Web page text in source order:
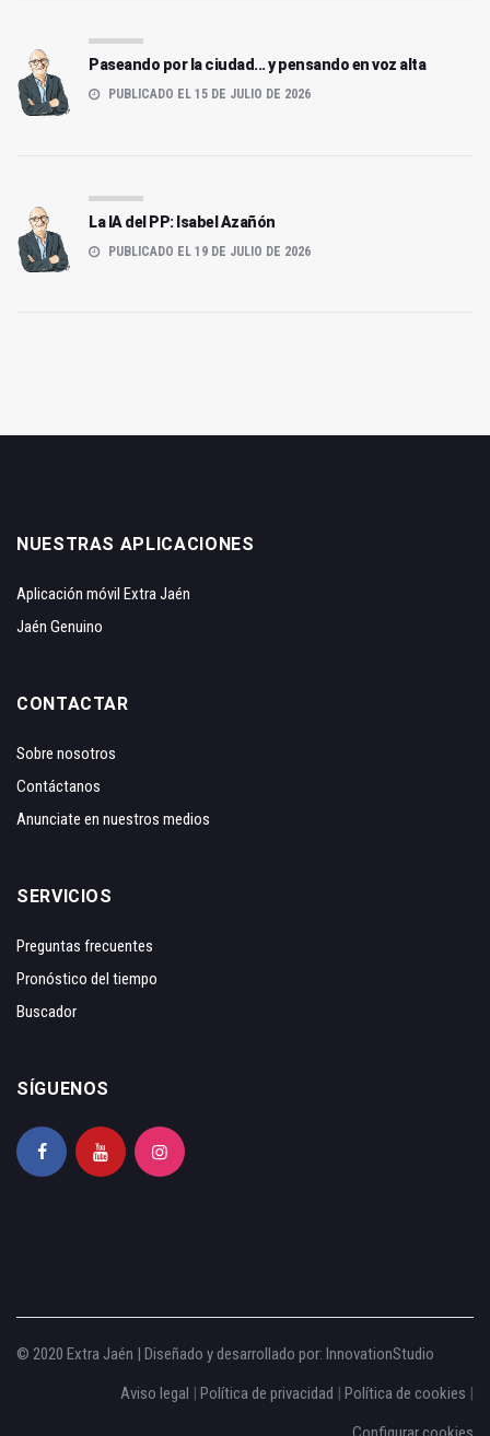
Paseando por la ciudad... y pensando en voz alta
PUBLICADO EL 15 DE JULIO DE 2026
La IA del PP: Isabel Azañón
PUBLICADO EL 19 DE JULIO DE 2026
NUESTRAS APLICACIONES
Aplicación móvil Extra Jaén
Jaén Genuino
CONTACTAR
Sobre nosotros
Contáctanos
Anunciate en nuestros medios
SERVICIOS
Preguntas frecuentes
Pronóstico del tiempo
Buscador
SÍGUENOS
© 2020 Extra Jaén | Diseñado y desarrollado por: InnovationStudio
Aviso legal
Política de privacidad Política de cookies